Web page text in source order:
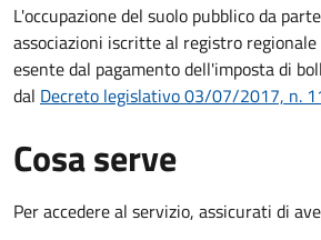
L'occupazione del suolo pubblico da
associazioni iscritte al registro
esente dal pagamento dell'imposta di
dal Decreto legislativo 03/07/2017, n.
Cosa serve
Per accedere al servizio, assicurati di